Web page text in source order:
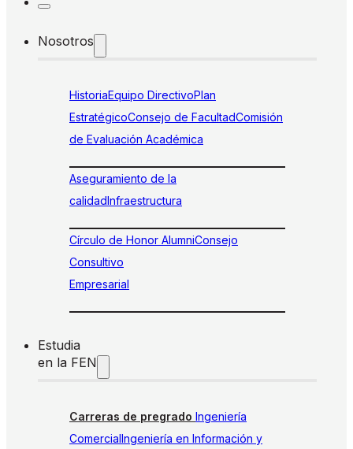
Nosotros
HistoriaEquipo DirectivoPlan
EstratégicoConsejo de FacultadComisión
de Evaluación Académica
Aseguramiento de la
calidadInfraestructura
Círculo de Honor AlumniConsejo
Consultivo
Empresarial
Estudia
en la FEN
Carreras de pregrado Ingeniería
ComercialIngeniería en Información y